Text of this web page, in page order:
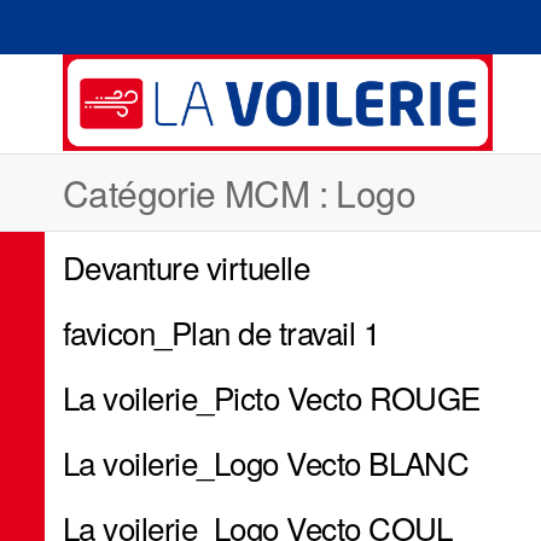
Catégorie MCM : Logo
Devanture virtuelle
favicon_Plan de travail 1
La voilerie_Picto Vecto ROUGE
La voilerie_Logo Vecto BLANC
La voilerie_Logo Vecto COUL